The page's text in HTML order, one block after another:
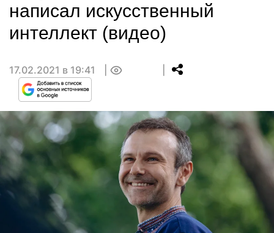
написал искусственный
интеллект (видео)
17.02.2021 в 19:41